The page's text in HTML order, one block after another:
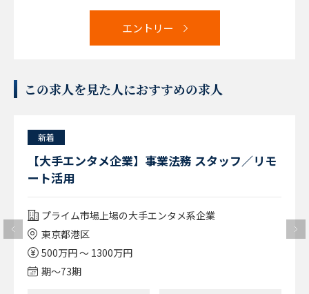
エントリー
この求人を見た人におすすめの求人
新着
【大手エンタメ企業】事業法務 スタッフ／リモ
ート活用
プライム市場上場の大手エンタメ系企業
東京都港区
500万円 ～ 1300万円
期〜73期